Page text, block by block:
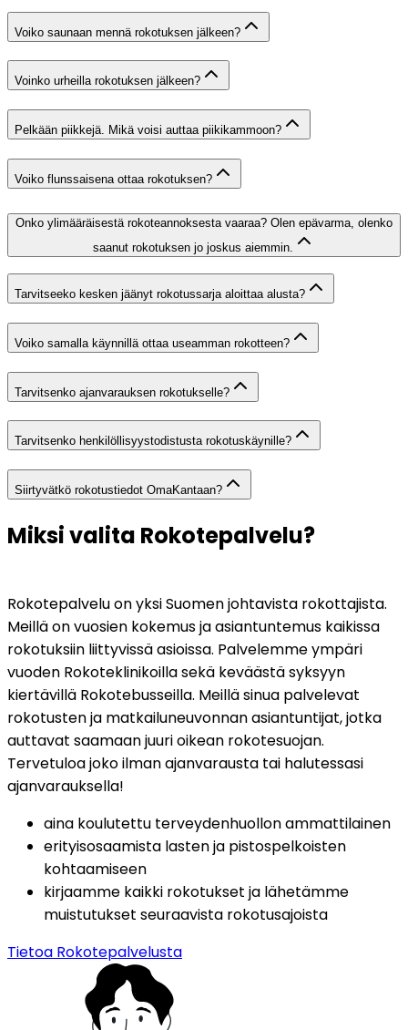
Voiko saunaan mennä rokotuksen jälkeen?
Voinko urheilla rokotuksen jälkeen?
Pelkään piikkejä. Mikä voisi auttaa piikikammoon?
Voiko flunssaisena ottaa rokotuksen?
Onko ylimääräisestä rokoteannoksesta vaaraa? Olen epävarma, olenko
saanut rokotuksen jo joskus aiemmin.
Tarvitseeko kesken jäänyt rokotussarja aloittaa alusta?
Voiko samalla käynnillä ottaa useamman rokotteen?
Tarvitsenko ajanvarauksen rokotukselle?
Tarvitsenko henkilöllisyystodistusta rokotuskäynille?
Siirtyvätkö rokotustiedot OmaKantaan?
Miksi valita Rokotepalvelu?
Rokotepalvelu on yksi Suomen johtavista rokottajista.
Meillä on vuosien kokemus ja asiantuntemus kaikissa
rokotuksiin liittyvissä asioissa. Palvelemme ympäri
vuoden Rokoteklinikoilla sekä keväästä syksyyn
kiertävillä Rokotebusseilla. Meillä sinua palvelevat
rokotusten ja matkailuneuvonnan asiantuntijat, jotka
auttavat saamaan juuri oikean rokotesuojan.
Tervetuloa joko ilman ajanvarausta tai halutessasi
ajanvarauksella!
aina koulutettu terveydenhuollon ammattilainen
erityisosaamista lasten ja pistospelkoisten
kohtaamiseen
kirjaamme kaikki rokotukset ja lähetämme
muistutukset seuraavista rokotusajoista
Tietoa Rokotepalvelusta